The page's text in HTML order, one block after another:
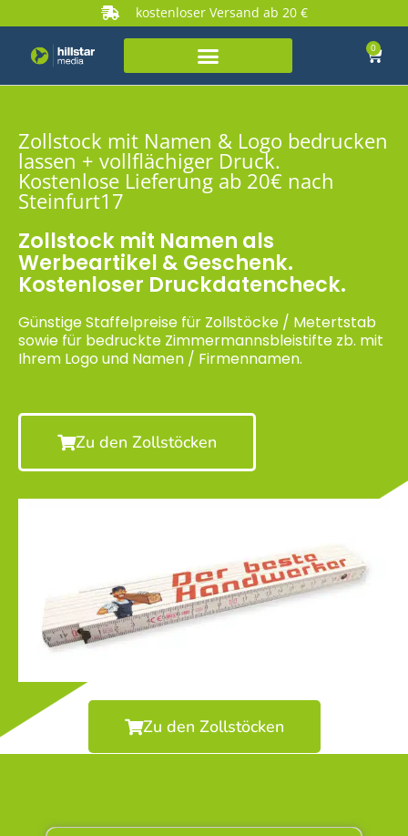
kostenloser Versand ab 20 €
0
Zollstock mit Namen & Logo bedrucken
lassen + vollflächiger Druck.
Kostenlose Lieferung ab 20€ nach
Steinfurt17
Zollstock mit Namen als
Werbeartikel & Geschenk.
Kostenloser Druckdatencheck.
Günstige Staffelpreise für Zollstöcke / Metertstab
sowie für bedruckte Zimmermannsbleistifte zb. mit
Ihrem Logo und Namen / Firmennamen.
Zu den Zollstöcken
Zu den Zollstöcken